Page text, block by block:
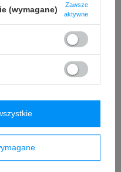
(wymagane)
Zawsze
aktywne